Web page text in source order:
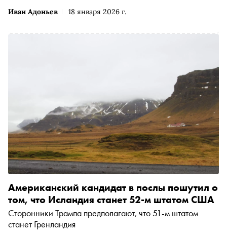
Иван Адоньев 18 января 2026 г.
Американский кандидат в послы пошутил о
том, что Исландия станет 52-м штатом США
Сторонники Трампа предполагают, что 51-м штатом
станет Гренландия